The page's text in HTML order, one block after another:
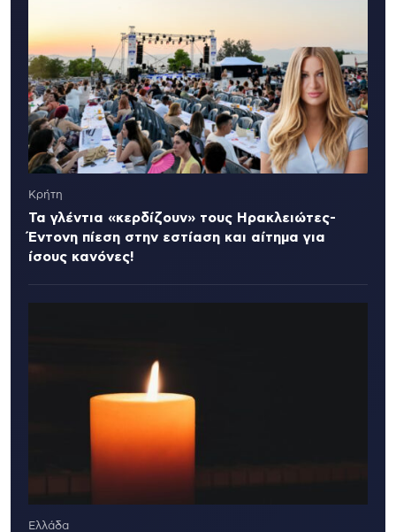
Κρήτη
Τα γλέντια «κερδίζουν» τους Ηρακλειώτες-
Έντονη πίεση στην εστίαση και αίτημα για
ίσους κανόνες!
Ελλάδα